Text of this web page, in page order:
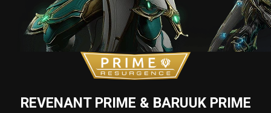
REVENANT PRIME & BARUUK PRIME